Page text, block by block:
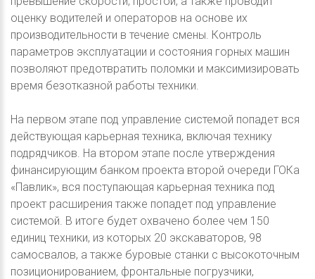
оценку водителей и операторов на основе их
производительности в течение смены. Контроль
параметров эксплуатации и состояния горных машин
позволяют предотвратить поломки и максимизировать
время безотказной работы техники.
На первом этапе под управление системой попадет вся
действующая карьерная техника, включая технику
подрядчиков. На втором этапе после утверждения
финансирующим банком проекта второй очереди ГОКа
«Павлик», вся поступающая карьерная техника под
проект расширения также попадет под управление
системой. В итоге будет охвачено более чем 150
единиц техники, из которых 20 экскаваторов, 98
самосвалов, а также буровые станки с высокоточным
позиционированием, фронтальные погрузчики,